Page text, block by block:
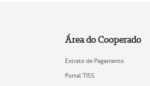
Área do Cooperado
Extrato de Pagamento
Portal TISS